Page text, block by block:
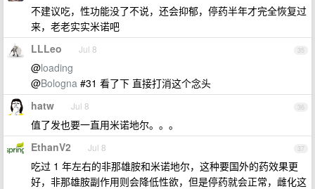
不建议吃，性功能没了不说，还会抑郁，停药半年才完全恢复过
来，老老实实米诺吧
35
LLLeo Jul 8
@loading
@Bologna #31 看了下 直接打消这个念头
36
hatw Jul 8
值了发也要一直用米诺地尔。。。
37
EthanV2 Jul 8
吃过 1 年左右的非那雄胺和米诺地尔，这种要国外的药效果更
好，非那雄胺副作用则会降低性欲，但是停药就会正常，雌化这